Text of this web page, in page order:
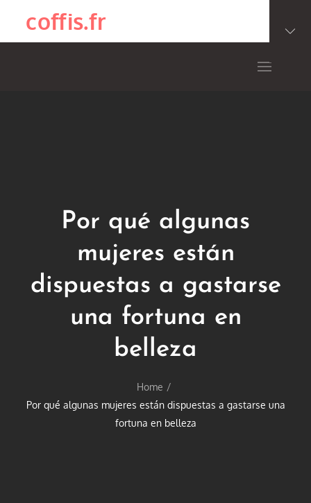
content
coffis.fr
Por qué algunas
mujeres están
dispuestas a gastarse
una fortuna en
belleza
Home
Por qué algunas mujeres están dispuestas a gastarse una
fortuna en belleza